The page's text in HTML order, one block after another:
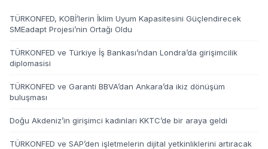
TÜRKONFED, KOBİ’lerin İklim Uyum Kapasitesini Güçlendirecek
SMEadapt Projesi’nin Ortağı Oldu
TÜRKONFED ve Türkiye İş Bankası’ndan Londra’da girişimcilik
diplomasisi
TÜRKONFED ve Garanti BBVA’dan Ankara’da ikiz dönüşüm
buluşması
Doğu Akdeniz’in girişimci kadınları KKTC’de bir araya geldi
TÜRKONFED ve SAP’den işletmelerin dijital yetkinliklerini artıracak